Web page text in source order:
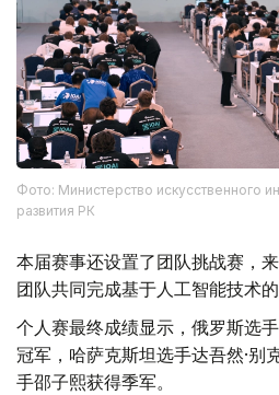
Фото: Министерство искусственного
развития РК
本届赛事还设置了团队挑战赛，
团队共同完成基于人工智能技术的
个人赛最终成绩显示，俄罗斯选
冠军，哈萨克斯坦选手达吾然·别
手邵子熙获得季军。